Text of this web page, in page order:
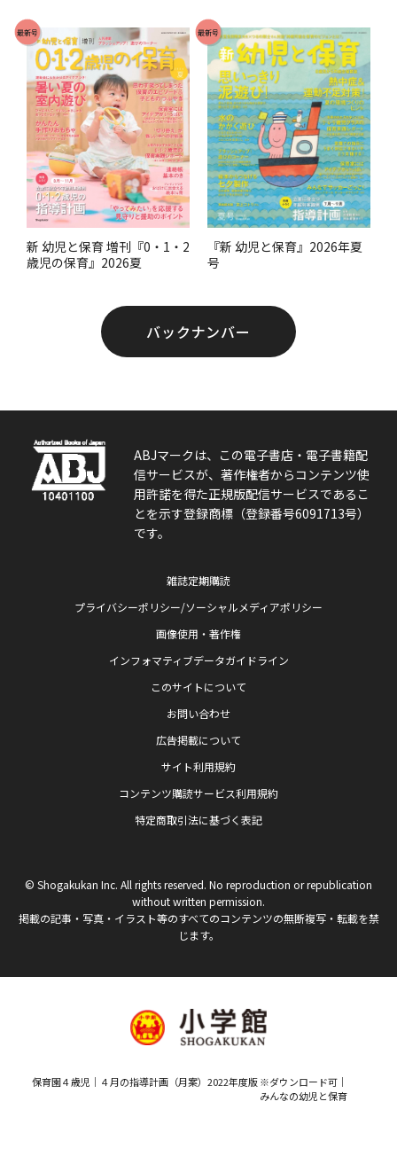
最新号
新 幼児と保育 増刊『0・1・2
歳児の保育』2026夏
最新号
『新 幼児と保育』2026年夏
号
バックナンバー
ABJマークは、この電子書店・電子書籍配
信サービスが、著作権者からコンテンツ使
用許諾を得た正規版配信サービスであるこ
とを示す登録商標（登録番号6091713号）
です。
雑誌定期購読
プライバシーポリシー/ソーシャルメディアポリシー
画像使用・著作権
インフォマティブデータガイドライン
このサイトについて
お問い合わせ
広告掲載について
サイト利用規約
コンテンツ購読サービス利用規約
特定商取引法に基づく表記
© Shogakukan Inc. All rights reserved. No reproduction or republication
without written permission.
掲載の記事・写真・イラスト等のすべてのコンテンツの無断複写・転載を禁
じます。
保育園４歳児｜４月の指導計画（月案）2022年度版 ※ダウンロード可｜
みんなの幼児と保育